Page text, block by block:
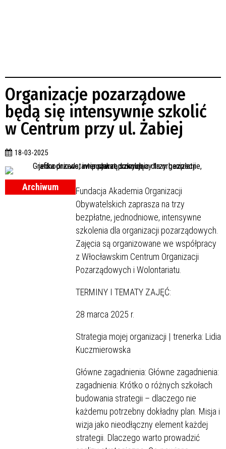
Organizacje pozarządowe
będą się intensywnie szkolić
w Centrum przy ul. Żabiej
18-03-2025
Archiwum
Fundacja Akademia Organizacji
Obywatelskich zaprasza na trzy
bezpłatne, jednodniowe, intensywne
szkolenia dla organizacji pozarządowych.
Zajęcia są organizowane we współpracy
z Włocławskim Centrum Organizacji
Pozarządowych i Wolontariatu.
TERMINY I TEMATY ZAJĘĆ:
28 marca 2025 r.
Strategia mojej organizacji | trenerka: Lidia
Kuczmierowska
Główne zagadnienia: Główne zagadnienia:
zagadnienia: Krótko o różnych szkołach
budowania strategii – dlaczego nie
każdemu potrzebny dokładny plan. Misja i
wizja jako nieodłączny element każdej
strategii. Dlaczego warto prowadzić